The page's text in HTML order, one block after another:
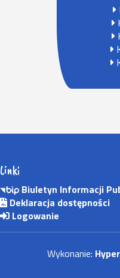
Linki
Biuletyn Informacji
Deklaracja dostępności
Logowanie
Wykonanie: